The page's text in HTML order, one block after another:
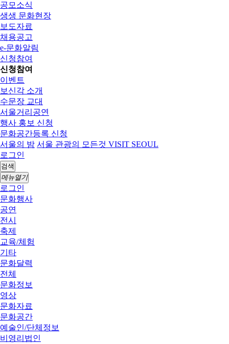
공모소식
생생 문화현장
보도자료
채용공고
e-문화알림
신청참여
신청참여
이벤트
보신각 소개
수문장 교대
서울거리공연
행사 홍보 신청
문화공간등록 신청
서울의 밤 서울 관광의 모든것 VISIT SEOUL
로그인
검색
메뉴열기
로그인
문화행사
공연
전시
축제
교육/체험
기타
문화달력
전체
문화정보
영상
문화자료
문화공간
예술인/단체정보
비영리법인